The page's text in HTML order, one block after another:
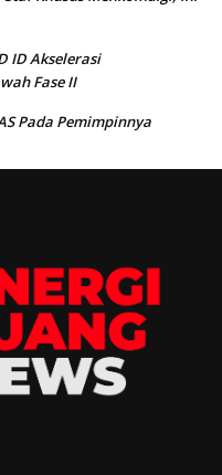
ID Akselerasi
Fase II
Pada Pemimpinnya